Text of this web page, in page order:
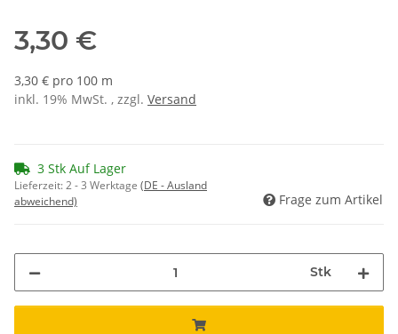
3,30 €
3,30 € pro 100 m
inkl. 19% MwSt. , zzgl. Versand
3 Stk Auf Lager
Lieferzeit:2 - 3 Werktage (DE - Ausland
abweichend)
Frage zum Artikel
Stk